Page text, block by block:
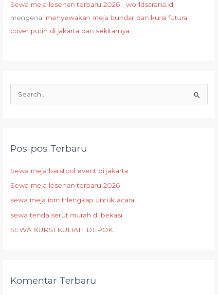
Sewa meja lesehan terbaru 2026 - worldsarana.id
mengenai menyewakan meja bundar dan kursi futura
cover putih di jakarta dan sekitarnya
u
t
u
k
:
Pos-pos Terbaru
Sewa meja barstool event di jakarta
Sewa meja lesehan terbaru 2026
sewa meja ibm trlengkap untuk acara
sewa tenda serut murah di bekasi
SEWA KURSI KULIAH DEPOK
Komentar Terbaru